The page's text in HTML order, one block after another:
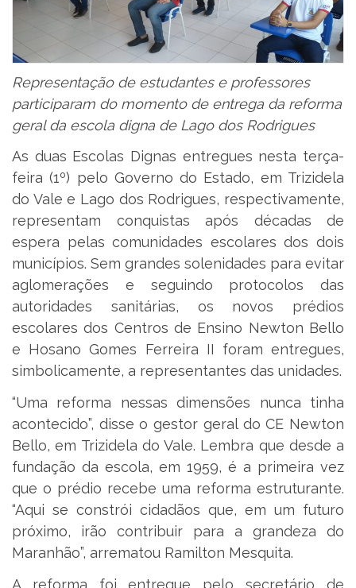
Representação de estudantes e professores
participaram do momento de entrega da reforma
geral da escola digna de Lago dos Rodrigues
As duas Escolas Dignas entregues nesta terça-
feira (1º) pelo Governo do Estado, em Trizidela
do Vale e Lago dos Rodrigues, respectivamente,
representam conquistas após décadas de
espera pelas comunidades escolares dos dois
municípios. Sem grandes solenidades para evitar
aglomerações e seguindo protocolos das
autoridades sanitárias, os novos prédios
escolares dos Centros de Ensino Newton Bello
e Hosano Gomes Ferreira II foram entregues,
simbolicamente, a representantes das unidades.
“Uma reforma nessas dimensões nunca tinha
acontecido”, disse o gestor geral do CE Newton
Bello, em Trizidela do Vale. Lembra que desde a
fundação da escola, em 1959, é a primeira vez
que o prédio recebe uma reforma estruturante.
“Aqui se constrói cidadãos que, em um futuro
próximo, irão contribuir para a grandeza do
Maranhão”, arrematou Ramilton Mesquita.
A reforma foi entregue pelo secretário de